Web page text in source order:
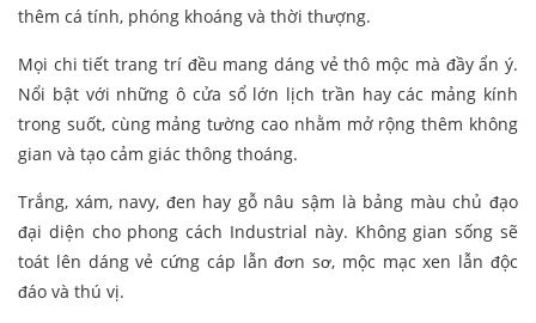
thêm cá tính, phóng khoáng và thời thượng.
Mọi chi tiết trang trí đều mang dáng vẻ thô mộc mà đầy ẩn ý.
Nổi bật với những ô cửa sổ lớn lịch trần hay các mảng kính
trong suốt, cùng mảng tường cao nhằm mở rộng thêm không
gian và tạo cảm giác thông thoáng.
Trắng, xám, navy, đen hay gỗ nâu sậm là bảng màu chủ đạo
đại diện cho phong cách Industrial này. Không gian sống sẽ
toát lên dáng vẻ cứng cáp lẫn đơn sơ, mộc mạc xen lẫn độc
đáo và thú vị.